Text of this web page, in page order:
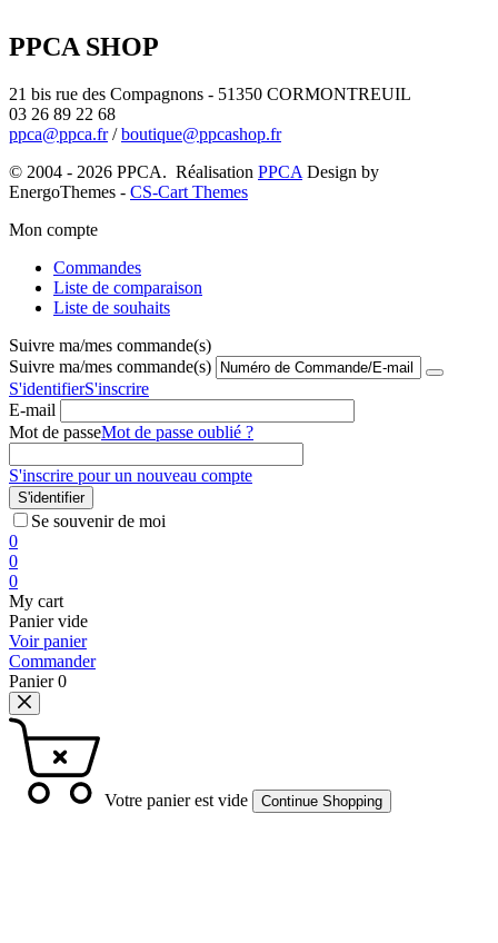
PPCA SHOP
21 bis rue des Compagnons - 51350 CORMONTREUIL
03 26 89 22 68
ppca@ppca.fr/boutique@ppcashop.fr
© 2004 - 2026 PPCA. Réalisation PPCA Design by
EnergoThemes - CS-Cart Themes
Mon compte
Commandes
Liste de comparaison
Liste de souhaits
Suivre ma/mes commande(s)
Suivre ma/mes commande(s)
S'identifierS'inscrire
E-mail
Mot de passeMot de passe oublié ?
S'inscrire pour un nouveau compte
S'identifier
Se souvenir de moi
0
0
0
My cart
Panier vide
Voir panier
Commander
Panier0
Votre panier est vide Continue Shopping